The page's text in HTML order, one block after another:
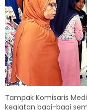
Tampak Komisaris
kegiatan bagi-bagi